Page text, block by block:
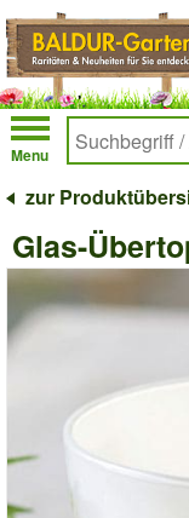
Menu
zur
Glas-